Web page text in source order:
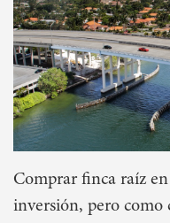
Comprar finca raíz
inversión, pero como